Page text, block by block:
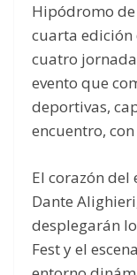
Hipódromo
cuarta edición
cuatro
evento que
deportivas,
encuentro,
El corazón del
Dante
desplegarán
Fest y el